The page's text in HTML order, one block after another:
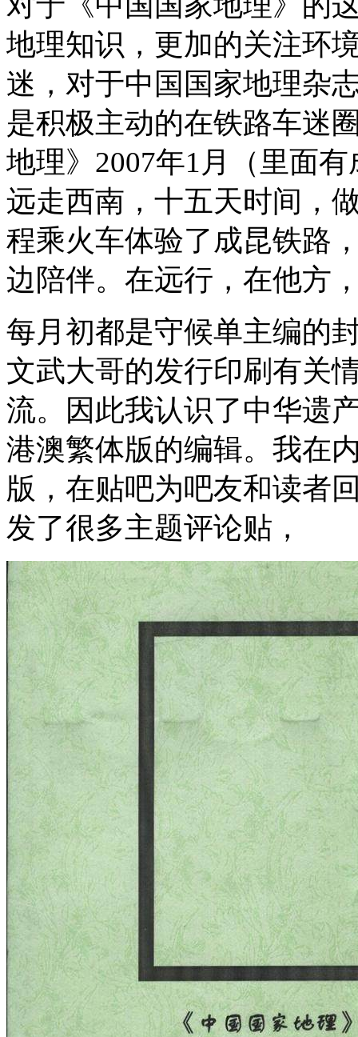
地理知识，更加的关注环
迷，对于中国国家地理杂
是积极主动的在铁路车迷
地理》2007年1月（里面
远走西南，十五天时间，
程乘火车体验了成昆铁路
边陪伴。在远行，在他方
每月初都是守候单主编的
文武大哥的发行印刷有关
流。因此我认识了中华遗
港澳繁体版的编辑。我在
版，在贴吧为吧友和读者
发了很多主题评论贴，